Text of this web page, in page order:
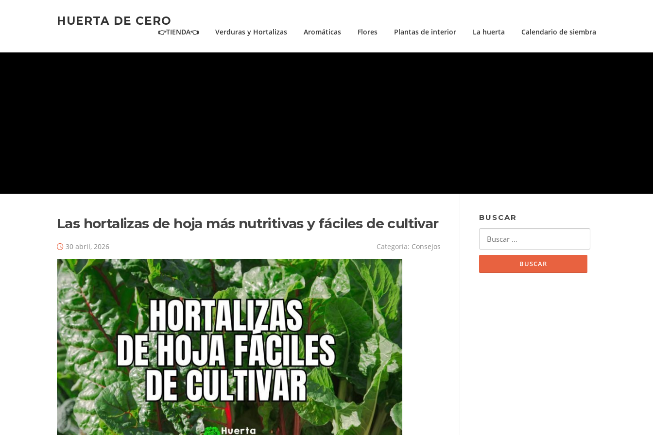
HUERTA DE CERO
👉TIENDA👈 Verduras y Hortalizas Aromáticas Flores Plantas de interior La huerta Calendario de siembra
Las hortalizas de hoja más nutritivas y fáciles de cultivar
30 abril, 2026 Categoría: Consejos
BUSCAR